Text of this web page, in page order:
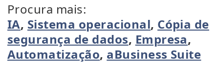
Procura mais:
IA, Sistema operacional, Cópia de
segurança de dados, Empresa,
Automatização, aBusiness Suite